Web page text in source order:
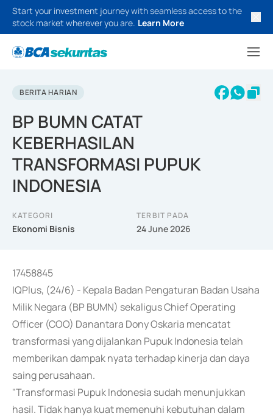
Start your investment journey with seamless access to the
stock market wherever you are. Learn More
BERITA HARIAN
BP BUMN CATAT
KEBERHASILAN
TRANSFORMASI PUPUK
INDONESIA
KATEGORI
Ekonomi Bisnis
TERBIT PADA
24 June 2026
17458845
IQPlus, (24/6) - Kepala Badan Pengaturan Badan Usaha
Milik Negara (BP BUMN) sekaligus Chief Operating
Officer (COO) Danantara Dony Oskaria mencatat
transformasi yang dijalankan Pupuk Indonesia telah
memberikan dampak nyata terhadap kinerja dan daya
saing perusahaan.
"Transformasi Pupuk Indonesia sudah menunjukkan
hasil. Tidak hanya kuat memenuhi kebutuhan dalam